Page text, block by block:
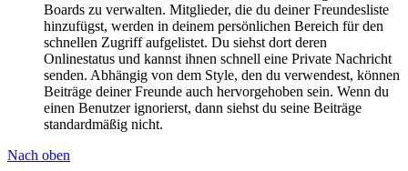
Boards zu verwalten. Mitglieder, die du deiner Freundesliste
hinzufügst, werden in deinem persönlichen Bereich für den
schnellen Zugriff aufgelistet. Du siehst dort deren
Onlinestatus und kannst ihnen schnell eine Private Nachricht
senden. Abhängig von dem Style, den du verwendest, können
Beiträge deiner Freunde auch hervorgehoben sein. Wenn du
einen Benutzer ignorierst, dann siehst du seine Beiträge
standardmäßig nicht.
Nach oben